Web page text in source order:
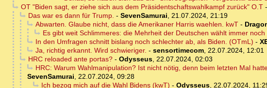
OT "Biden sagt, er ziehe sich aus dem Präsidentschaftswahlkampf zurück" O.T-
Das war es dann für Trump. - SevenSamurai, 21.07.2024, 21:19
Abwarten. Glaube nicht, dass die Amerikaner Harris waehlen. kwT-
Es gibt weit Schlimmeres: die Mehrheit der Deutschen wählt immer
In den Umfragen schnitt bislang noch schlechter ab, als Biden. (OTmL) -
Ja, richtig erkannt. Wird schwieriger. - sensortimecom, 22.07.2024, 12:01
HRC reloaded ante portas?- Odysseus, 22.07.2024, 02:03
HRC: Warum Wahlmanipulation? Ist nicht nötig, denn beim letzten Mal
SevenSamurai, 22.07.2024, 09:28
Ich bezog mich auf die Wahl Bidens (kwT) - Odysseus, 22.07.2024,